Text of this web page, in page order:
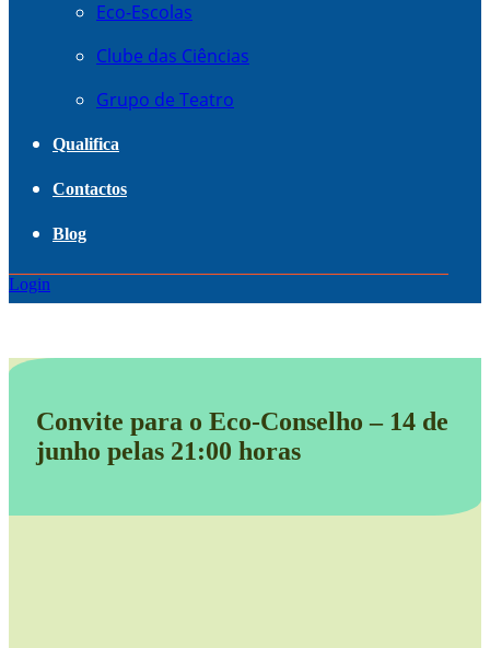
Eco-Escolas
Clube das Ciências
Grupo de Teatro
Qualifica
Contactos
Blog
Login
Convite para o Eco-Conselho – 14 de
junho pelas 21:00 horas